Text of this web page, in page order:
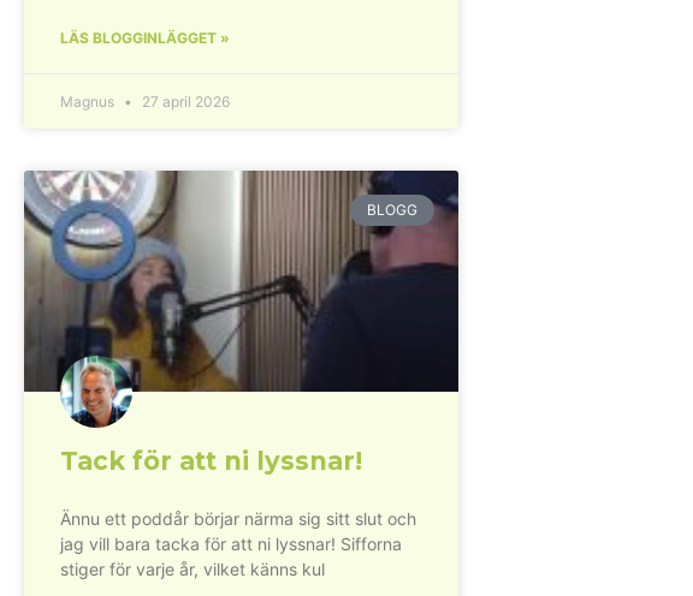
LÄS BLOGGINLÄGGET »
Magnus 27 april 2026
BLOGG
Tack för att ni lyssnar!
Ännu ett poddår börjar närma sig sitt slut och
jag vill bara tacka för att ni lyssnar! Sifforna
stiger för varje år, vilket känns kul